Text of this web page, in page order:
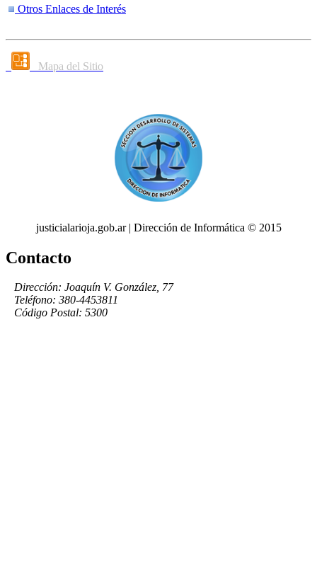
Otros Enlaces de Interés
Mapa del Sitio
justicialarioja.gob.ar | Dirección de Informática © 2015
Contacto
Dirección: Joaquín V. González, 77
Teléfono: 380-4453811
Código Postal: 5300